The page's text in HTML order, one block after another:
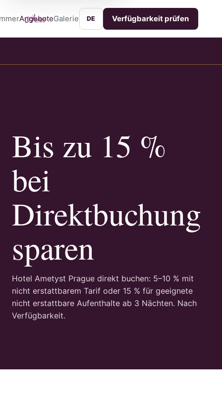
AngeboteGalerie Lage ServicesKontakt
DE Verfügbarkeit prüfen
Bis zu 15 %
bei
Direktbuchung
sparen
Hotel Ametyst Prague direkt buchen: 5–10 % mit
nicht erstattbarem Tarif oder 15 % für geeignete
nicht erstattbare Aufenthalte ab 3 Nächten. Nach
Verfügbarkeit.